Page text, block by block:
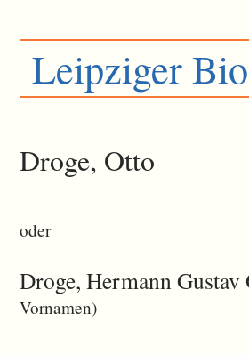
Leipziger
Droge, Otto
oder
Droge, Hermann Gustav
Vornamen)